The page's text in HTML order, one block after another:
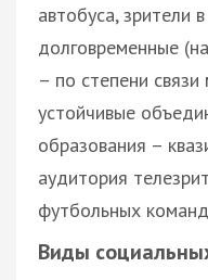
автобуса, зрители
долговременные
– по степени
устойчивые
образования –
аудитория
футбольных
Виды